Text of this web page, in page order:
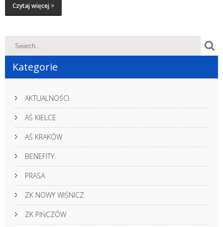
Czytaj więcej >
Kategorie
AKTUALNOŚCI
AŚ KIELCE
AŚ KRAKÓW
BENEFITY
PRASA
ZK NOWY WIŚNICZ
ZK PIŃCZÓW